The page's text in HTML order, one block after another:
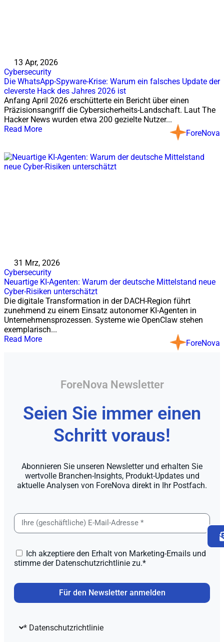
13 Apr, 2026
Cybersecurity
Die WhatsApp-Spyware-Krise: Warum ein falsches Update der
cleverste Hack des Jahres 2026 ist
Anfang April 2026 erschütterte ein Bericht über einen
Präzisionsangriff die Cybersicherheits-Landschaft. Laut The
Hacker News wurden etwa 200 gezielte Nutzer...
Read More
ForeNova
31 Mrz, 2026
Cybersecurity
Neuartige KI-Agenten: Warum der deutsche Mittelstand neue
Cyber-Risiken unterschätzt
Die digitale Transformation in der DACH-Region führt
zunehmend zu einem Einsatz autonomer KI-Agenten in
Unternehmensprozessen. Systeme wie OpenClaw stehen
exemplarisch...
Read More
ForeNova
ForeNova Newsletter
Seien Sie immer einen
Schritt voraus!
Abonnieren Sie unseren Newsletter und erhalten Sie
wertvolle Branchen-Insights, Produkt-Updates und
aktuelle Analysen von ForeNova direkt in Ihr Postfach.
Ich akzeptiere den Erhalt von Marketing-Emails und
stimme der Datenschutzrichtlinie zu.*
Für den Newsletter anmelden
* Datenschutzrichtlinie